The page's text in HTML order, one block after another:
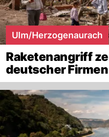
Ulm/Herzogenaurach
Raketenangriff
deutscher